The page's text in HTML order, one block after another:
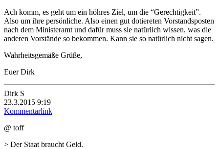
Ach komm, es geht um ein höhres Ziel, um die “Gerechtigkeit”.
Also um ihre persönliche. Also einen gut dotiereten Vorstandsposten
nach dem Ministeramt und dafür muss sie natürlich wissen, was die
anderen Vorstände so bekommen. Kann sie so natürlich nicht sagen.
Wahrheitsgemäße Grüße,
Euer Dirk
Dirk S
23.3.2015 9:19
Kommentarlink
@ toff
> Der Staat braucht Geld.